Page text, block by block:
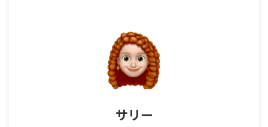
サリー